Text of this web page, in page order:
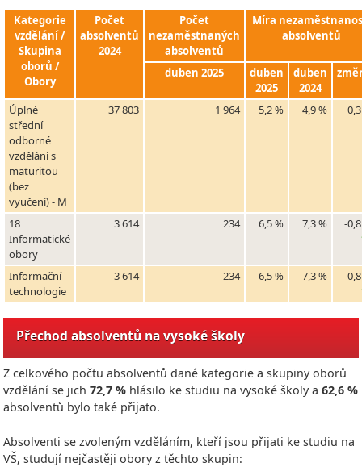
Kategorie
vzdělání /
Skupina
oborů /
Obory
Počet
absolventů
2024
Počet
nezaměstnaných
absolventů
Míra
absolventů
duben 2025
duben
2025
duben
2024
Úplné
střední
odborné
vzdělání s
maturitou
(bez
vyučení) - M
37 803 1 964 5,2 % 4,9 %
18
Informatické
obory
3 614 234 6,5 % 7,3 % -
Informační
technologie
3 614 234 6,5 % 7,3 % -
Přechod absolventů na vysoké školy
Z celkového počtu absolventů dané kategorie a skupiny oborů
vzdělání se jich 72,7 % hlásilo ke studiu na vysoké školy a 62,6 %
absolventů bylo také přijato.
Absolventi se zvoleným vzděláním, kteří jsou přijati ke studiu na
VŠ, studují nejčastěji obory z těchto skupin: